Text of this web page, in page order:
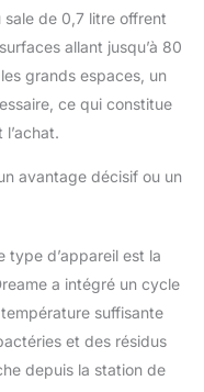
et reste
tournant
horaire et
inverse,
d'un
main; Avec
peigne, la
Comprend
de 500 ml
nettoyante
sale de 0,7 litre offrent
allant jusqu’à 80
grands espaces, un
ce qui constitue
avantage décisif ou un
type d’appareil est la
a intégré un cycle
température suffisante
et des résidus
depuis la station de